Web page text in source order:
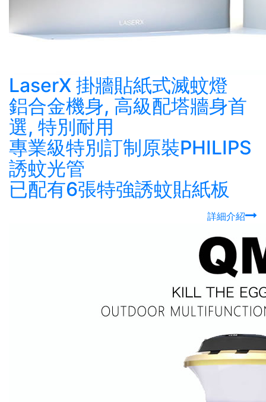
LaserX 掛牆貼紙式滅蚊燈
鋁合金機身, 高級配塔牆身首
選, 特別耐用
專業級特別訂制原裝PHILIPS
誘蚊光管
已配有6張特強誘蚊貼紙板
詳細介紹